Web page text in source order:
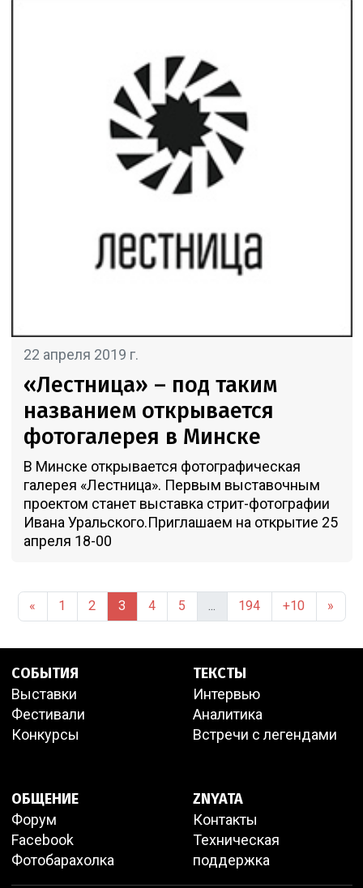
22 апреля 2019 г.
«Лестница» – под таким
названием открывается
фотогалерея в Минске
В Минске открывается фотографическая
галерея «Лестница». Первым выставочным
проектом станет выставка стрит-фотографии
Ивана Уральского.Приглашаем на открытие 25
апреля 18-00
« 1 2 3 4 5 ... 194 +10 »
СОБЫТИЯ
Выставки
Фестивали
Конкурсы
ТЕКСТЫ
Интервью
Аналитика
Встречи с легендами
ОБЩЕНИЕ
Форум
Facebook
Фотобарахолка
ZNYATA
Контакты
Техническая
поддержка